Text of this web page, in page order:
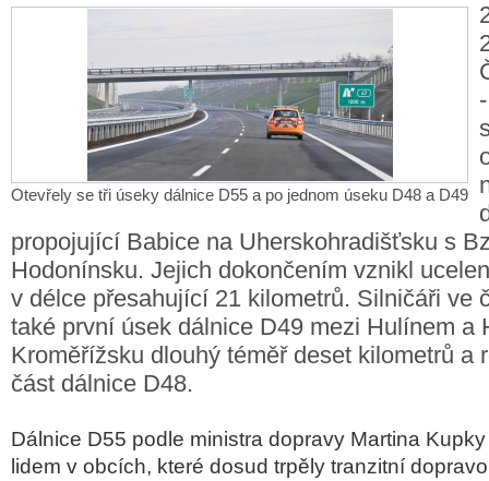
Otevřely se tři úseky dálnice D55 a po jednom úseku D48 a D49
propojující Babice na Uherskohradišťsku s
Hodonínsku. Jejich dokončením vznikl
v délce přesahující 21 kilometrů. Silničáři ve
také první úsek dálnice D49 mezi Hulínem a
Kroměřížsku dlouhý téměř deset kilometrů a
část dálnice D48.
Dálnice D55 podle ministra dopravy Martina
lidem v obcích, které dosud trpěly tranzitní